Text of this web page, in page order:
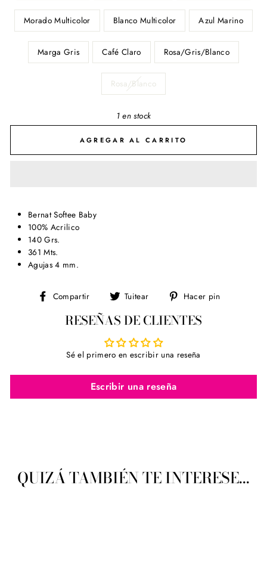
Morado Multicolor Blanco Multicolor Azul Marino
Marga Gris Café Claro Rosa/Gris/Blanco
Rosa/Blanco
1 en stock
AGREGAR AL CARRITO
Bernat Softee Baby
100% Acrilico
140 Grs.
361 Mts.
Agujas 4 mm.
Compartir
Compartir
Facebook
Tuitear
Tuitear
Twitter
Hacer pin
RESEÑAS DE CLIENTES
Sé el primero en escribir una reseña
Escribir una reseña
QUIZÁ TAMBIÉN TE INTERESE...